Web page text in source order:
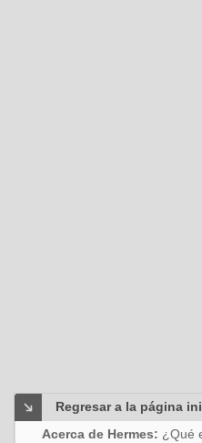
Regresar a la página
Acerca de Hermes: ¿Qué